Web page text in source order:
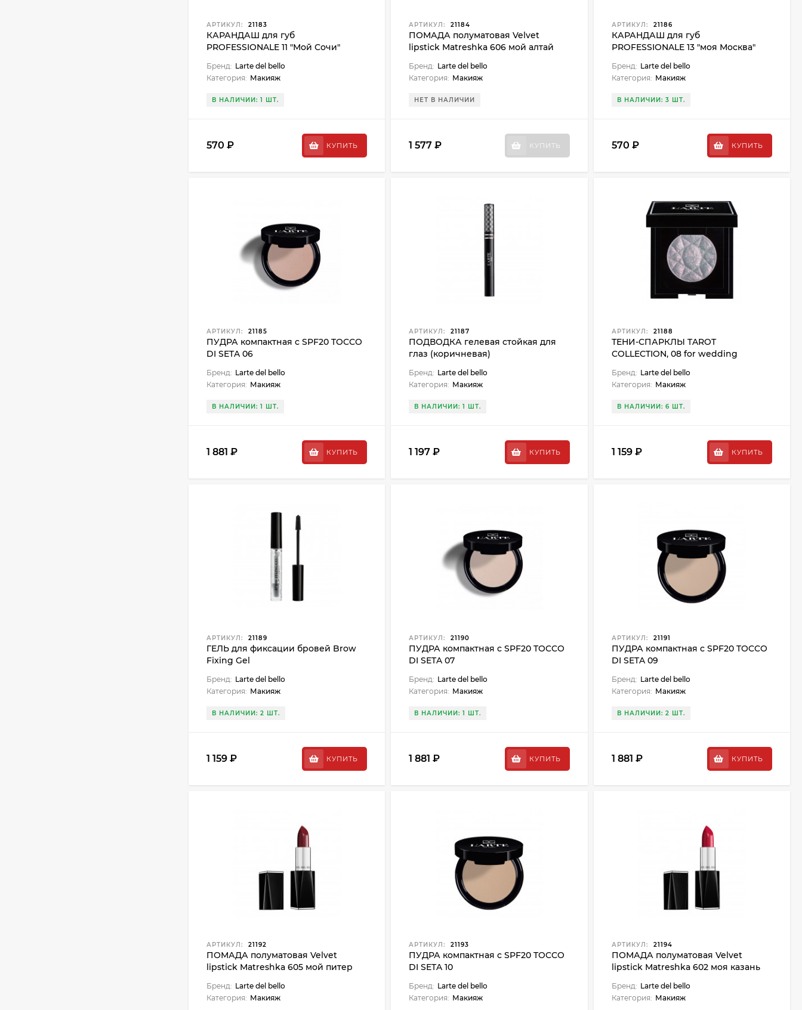
АРТИКУЛ: 21183
КАРАНДАШ для губ
PROFESSIONALE 11 "Мой Сочи"
Бренд: Larte del bello
Категория: Макияж
В НАЛИЧИИ: 1 ШТ.
570 ₽ КУПИТЬ
АРТИКУЛ: 21184
ПОМАДА полуматовая Velvet
lipstick Matreshka 606 мой алтай
Бренд: Larte del bello
Категория: Макияж
НЕТ В НАЛИЧИИ
1 577 ₽ КУПИТЬ
АРТИКУЛ: 21186
КАРАНДАШ для губ
PROFESSIONALE 13 "моя Москва"
Бренд: Larte del bello
Категория: Макияж
В НАЛИЧИИ: 3 ШТ.
570 ₽ КУПИТЬ
АРТИКУЛ: 21185
ПУДРА компактная с SPF20 TOCCO
DI SETA 06
Бренд: Larte del bello
Категория: Макияж
В НАЛИЧИИ: 1 ШТ.
1 881 ₽ КУПИТЬ
АРТИКУЛ: 21187
ПОДВОДКА гелевая стойкая для
глаз (коричневая)
Бренд: Larte del bello
Категория: Макияж
В НАЛИЧИИ: 1 ШТ.
1 197 ₽ КУПИТЬ
АРТИКУЛ: 21188
ТЕНИ-СПАРКЛЫ TAROT
COLLECTION, 08 for wedding
Бренд: Larte del bello
Категория: Макияж
В НАЛИЧИИ: 6 ШТ.
1 159 ₽ КУПИТЬ
АРТИКУЛ: 21189
ГЕЛЬ для фиксации бровей Brow
Fixing Gel
Бренд: Larte del bello
Категория: Макияж
В НАЛИЧИИ: 2 ШТ.
1 159 ₽ КУПИТЬ
АРТИКУЛ: 21190
ПУДРА компактная с SPF20 TOCCO
DI SETA 07
Бренд: Larte del bello
Категория: Макияж
В НАЛИЧИИ: 1 ШТ.
1 881 ₽ КУПИТЬ
АРТИКУЛ: 21191
ПУДРА компактная с SPF20 TOCCO
DI SETA 09
Бренд: Larte del bello
Категория: Макияж
В НАЛИЧИИ: 2 ШТ.
1 881 ₽ КУПИТЬ
АРТИКУЛ: 21192
ПОМАДА полуматовая Velvet
lipstick Matreshka 605 мой питер
Бренд: Larte del bello
Категория: Макияж
АРТИКУЛ: 21193
ПУДРА компактная с SPF20 TOCCO
DI SETA 10
Бренд: Larte del bello
Категория: Макияж
АРТИКУЛ: 21194
ПОМАДА полуматовая Velvet
lipstick Matreshka 602 моя казань
Бренд: Larte del bello
Категория: Макияж